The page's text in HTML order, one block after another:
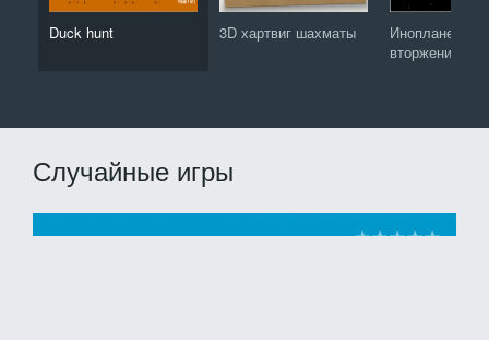
Duck hunt 3D хартвиг шахматы
Инопланетное
вторжение
Случайные игры